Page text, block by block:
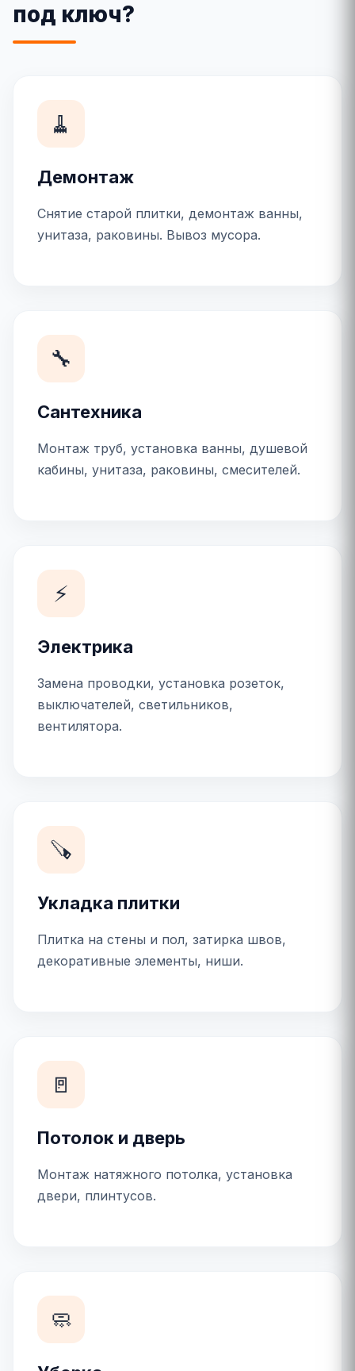
под ключ?
🧹
Демонтаж
Снятие старой плитки, демонтаж ванны,
унитаза, раковины. Вывоз мусора.
🔧
Сантехника
Монтаж труб, установка ванны, душевой
кабины, унитаза, раковины, смесителей.
⚡
Электрика
Замена проводки, установка розеток,
выключателей, светильников,
вентилятора.
🪚
Укладка плитки
Плитка на стены и пол, затирка швов,
декоративные элементы, ниши.
🚪
Потолок и дверь
Монтаж натяжного потолка, установка
двери, плинтусов.
🧼